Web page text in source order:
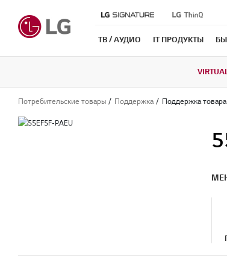
ТВ / АУДИО IT ПРОДУКТЫ
Потребительские товары Поддержка Поддержка товара